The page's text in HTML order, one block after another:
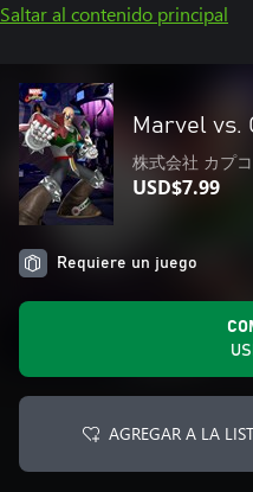
Saltar al contenido principal
Marvel vs.
株式会社 カプ
USD$7.99
Requiere un juego
AGREGAR A LA